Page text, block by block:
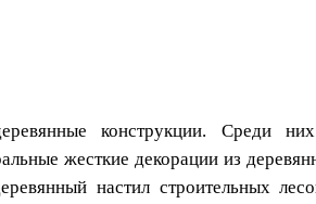
конструкции. Среди
жесткие декорации из
настил строительных